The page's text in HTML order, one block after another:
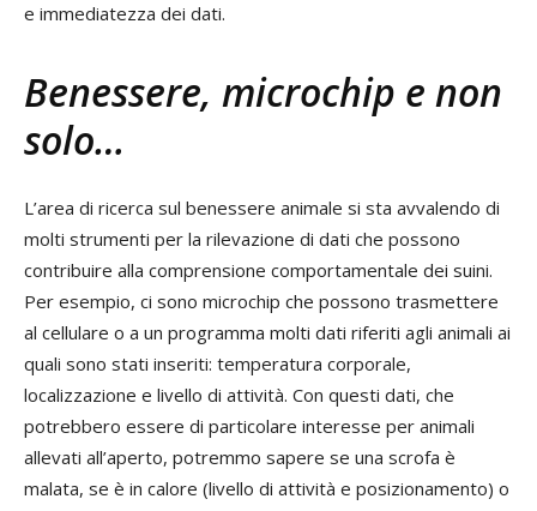
e immediatezza dei dati.
Benessere, microchip e non
solo…
L’area di ricerca sul benessere animale si sta avvalendo di
molti strumenti per la rilevazione di dati che possono
contribuire alla comprensione comportamentale dei suini.
Per esempio, ci sono microchip che possono trasmettere
al cellulare o a un programma molti dati riferiti agli animali ai
quali sono stati inseriti: temperatura corporale,
localizzazione e livello di attività. Con questi dati, che
potrebbero essere di particolare interesse per animali
allevati all’aperto, potremmo sapere se una scrofa è
malata, se è in calore (livello di attività e posizionamento) o